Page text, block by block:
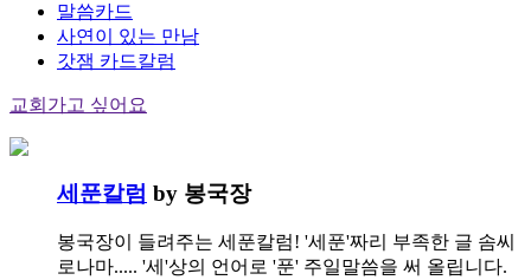
말씀카드
사연이 있는 만남
갓잼 카드칼럼
교회가고 싶어요
세푼칼럼 by 봉국장
봉국장이 들려주는 세푼칼럼! '세푼'짜리 부족한 글 솜씨
로나마..... '세'상의 언어로 '푼' 주일말씀을 써 올립니다.